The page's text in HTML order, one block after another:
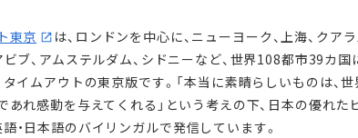
東京
は、ロンドンを中心に、ニューヨーク、上海、クア
ビブ、アムステルダム、シドニーなど、世界108都市39カ国
タイムアウトの東京版です。「本当に素晴らしいものは、
あれ感動を与えてくれる」という考えの下、日本の優れた
・日本語のバイリンガルで発信しています。